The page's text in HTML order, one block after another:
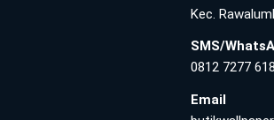
Kec.
SMS/
0812 7277
Email